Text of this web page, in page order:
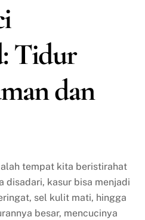
Tidur
dan
tempat kita beristirahat
disadari, kasur bisa menjadi
sel kulit mati, hingga
besar, mencucinya